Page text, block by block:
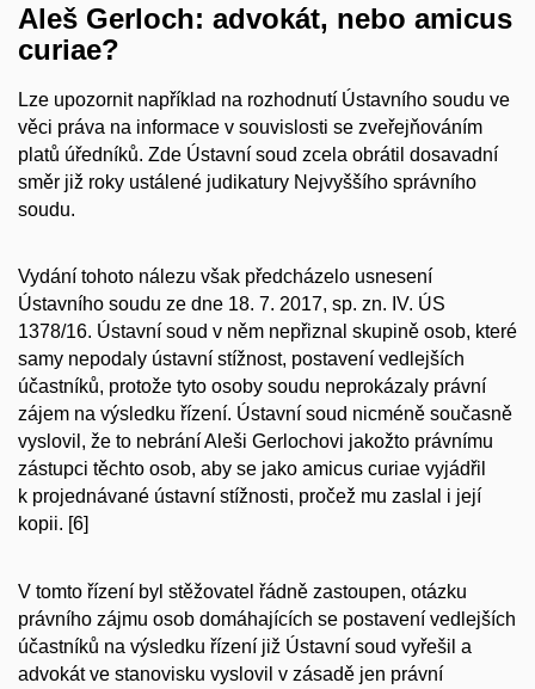
Aleš Gerloch: advokát, nebo amicus
curiae?
Lze upozornit například na rozhodnutí Ústavního soudu ve
věci práva na informace v souvislosti se zveřejňováním
platů úředníků. Zde Ústavní soud zcela obrátil dosavadní
směr již roky ustálené judikatury Nejvyššího správního
soudu.
Vydání tohoto nálezu však předcházelo usnesení
Ústavního soudu ze dne 18. 7. 2017, sp. zn. IV. ÚS
1378/16. Ústavní soud v něm nepřiznal skupině osob, které
samy nepodaly ústavní stížnost, postavení vedlejších
účastníků, protože tyto osoby soudu neprokázaly právní
zájem na výsledku řízení. Ústavní soud nicméně současně
vyslovil, že to nebrání Aleši Gerlochovi jakožto právnímu
zástupci těchto osob, aby se jako amicus curiae vyjádřil
k projednávané ústavní stížnosti, pročež mu zaslal i její
kopii. [6]
V tomto řízení byl stěžovatel řádně zastoupen, otázku
právního zájmu osob domáhajících se postavení vedlejších
účastníků na výsledku řízení již Ústavní soud vyřešil a
advokát ve stanovisku vyslovil v zásadě jen právní